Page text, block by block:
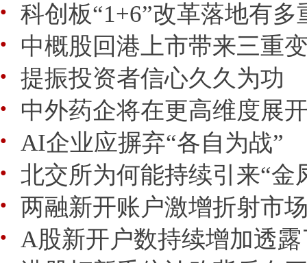
● 科创板“1+6”改革落地有多
● 中概股回港上市带来三重
● 提振投资者信心久久为功
● 中外药企将在更高维度展
● AI企业应摒弃“各自为战”
● 北交所为何能持续引来“金
● 两融新开账户激增折射市
●
A股新开户数持续增加透